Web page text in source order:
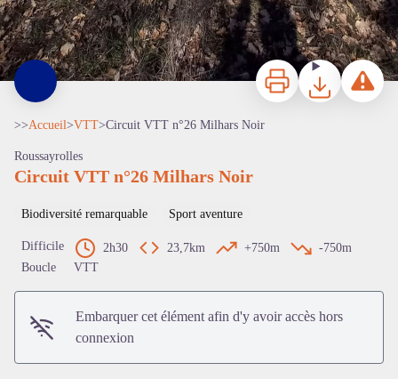
ImprimerTéléchargerSignaler
>>Accueil>VTT>Circuit VTT n°26 Milhars Noir
Roussayrolles
Circuit VTT n°26 Milhars Noir
Biodiversité remarquable Sport aventure
Difficile 2h30 23,7km +750m
-750m
Boucle
VTT
Embarquer cet élément afin d'y avoir accès hors
connexion